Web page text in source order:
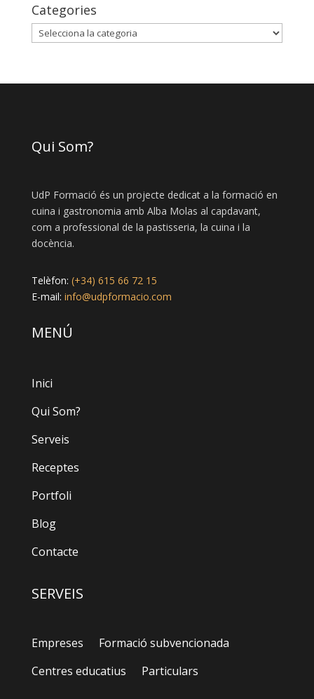
Categories
Categories
Qui Som?
UdP Formació és un projecte dedicat a la formació en
cuina i gastronomia amb Alba Molas al capdavant,
com a professional de la pastisseria, la cuina i la
docència.
Telèfon: (+34) 615 66 72 15
E-mail: info@udpformacio.com
MENÚ
Inici
Qui Som?
Serveis
Receptes
Portfoli
Blog
Contacte
SERVEIS
Empreses
Formació subvencionada
Centres educatius
Particulars